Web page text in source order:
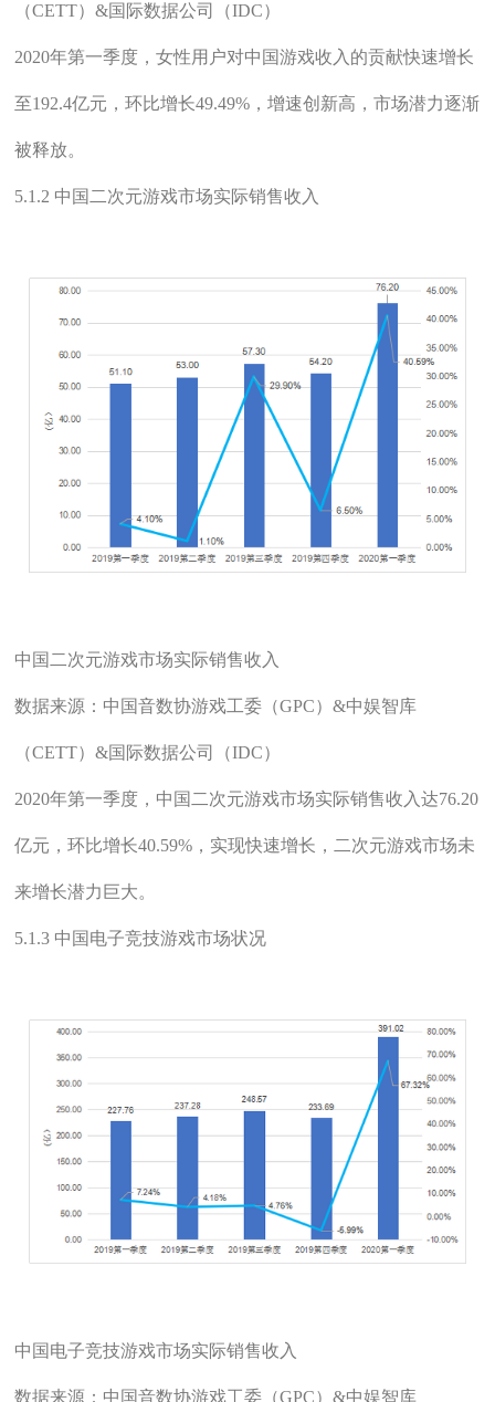
（CETT）&国际数据公司（IDC）
2020年第一季度，女性用户对中国游戏收入的贡献快速增长
至192.4亿元，环比增长49.49%，增速创新高，市场潜力逐渐
被释放。
5.1.2 中国二次元游戏市场实际销售收入
中国二次元游戏市场实际销售收入
数据来源：中国音数协游戏工委（GPC）&中娱智库
（CETT）&国际数据公司（IDC）
2020年第一季度，中国二次元游戏市场实际销售收入达76.20
亿元，环比增长40.59%，实现快速增长，二次元游戏市场未
来增长潜力巨大。
5.1.3 中国电子竞技游戏市场状况
中国电子竞技游戏市场实际销售收入
数据来源：中国音数协游戏工委（GPC）&中娱智库